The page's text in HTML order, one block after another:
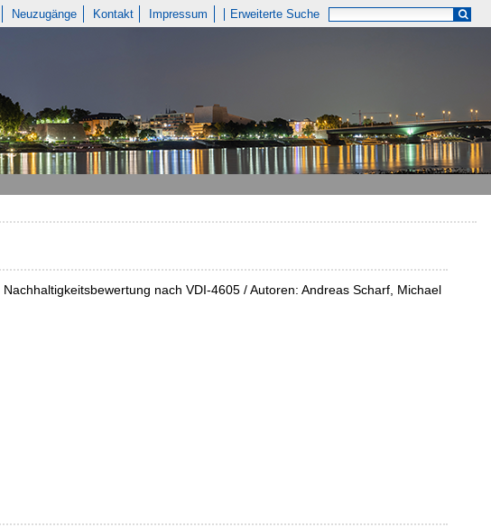
Neuzugänge Kontakt Impressum Erweiterte Suche
nach VDI-4605 / Autoren: Andreas Scharf, Michael